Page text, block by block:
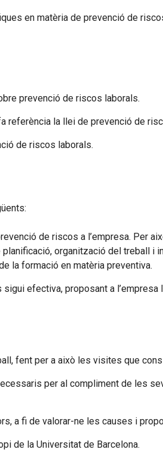
en matèria de prevenció de
prevenció de riscos laborals.
referència la llei de prevenció de
de riscos laborals.
de riscos a l’empresa. Per
organització del treball i
la formació en matèria preventiva.
efectiva, proposant a
fent per a això les visites que
per al compliment de les
a fi de valorar-ne les causes i
de la Universitat de Barcelona.